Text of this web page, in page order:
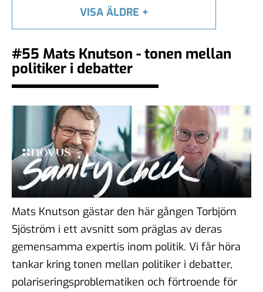
#105 - Carl Heath - Äger
techjättarna vårt
demokratiska samtal?
06 feb 2026
#104 - Åsa Larsson - AI,
algoritmer och vikten av
källkritik
16 jan 2026
#103 - Anna Troberg - Ett
kunskaps- och kulturbärande
samhälle
05 dec 2025
VISA ÄLDRE +
#55 Mats Knutson - tonen mellan
politiker i debatter
Mats Knutson gästar den här gången Torbjörn
Sjöström i ett avsnitt som präglas av deras
gemensamma expertis inom politik. Vi får höra
tankar kring tonen mellan politiker i debatter,
polariseringsproblematiken och förtroende för